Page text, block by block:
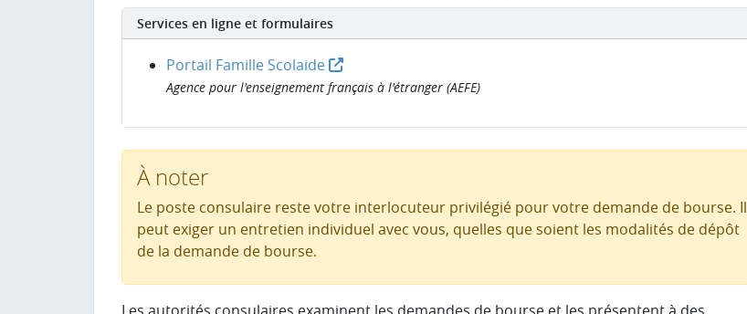
Services en ligne et formulaires
Portail Famille Scolaide
Agence pour l'enseignement français à l'étranger (AEFE)
À noter
Le poste consulaire reste votre interlocuteur privilégié pour votre demande de bourse. Il
peut exiger un entretien individuel avec vous, quelles que soient les modalités de dépôt
de la demande de bourse.